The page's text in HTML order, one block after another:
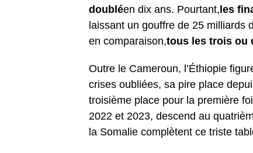
doubléen dix ans. Pourtant, les
laissant un gouffre de 25 milliards
en comparaison,tous les trois ou
Outre le Cameroun, l’Éthiopie
crises oubliées, sa pire place
troisième place pour la première
2022 et 2023, descend au
la Somalie complètent ce triste